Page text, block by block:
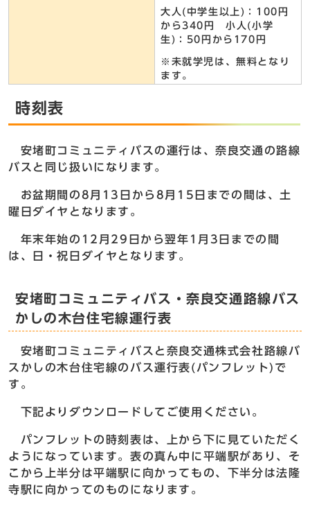
大人(中学生以上)：100円
から340円 小人(小学
生)：50円から170円
※未就学児は、無料となり
ます。
時刻表
安堵町コミュニティバスの運行は、奈良交通の路線
バスと同じ扱いになります。
お盆期間の8月13日から8月15日までの間は、土
曜日ダイヤとなります。
年末年始の12月29日から翌年1月3日までの間
は、日・祝日ダイヤとなります。
安堵町コミュニティバス・奈良交通路線バス
かしの木台住宅線運行表
安堵町コミュニティバスと奈良交通株式会社路線バ
スかしの木台住宅線のバス運行表(パンフレット)で
す。
下記よりダウンロードしてご使用ください。
パンフレットの時刻表は、上から下に見ていただく
ようになっています。表の真ん中に平端駅があり、そ
こから上半分は平端駅に向かってもの、下半分は法隆
寺駅に向かってのものになります。